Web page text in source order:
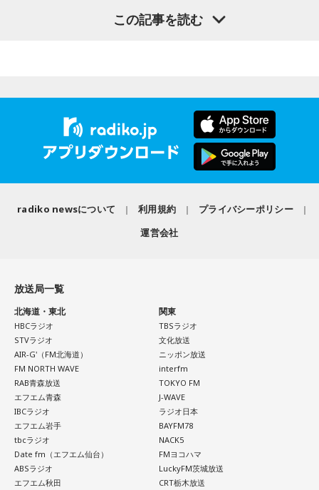
＜かつしかトリオ『SO-DAYONE !』全曲試聴会＞
◆タワーレコードで応募抽選キャンペーン＆インストアイベ
ニューアルバム『SO-DAYONE !』の発売を記念し、タワーレ
コードでは応募抽選キャンペーンと購入者特典企画を実施し
新宿店にて発売記念インストアイベントの開催も決定。櫻井
哲夫、神保 彰、向谷 実の3人がアルバムに込めた思いなどを
＜リリースイベント概要＞
イベント内容：かつしかトリオのメンバーによるトーク＆サ
イン握手会
開催日：2026年10月17日（土）
開催時間：14:00スタート（集合時間：13:45）
開催店舗：タワーレコード新宿店 9Fイベントスペース
※詳細は公式サイトをご確認ください
＜リリース情報＞
アルバム『SO-DAYONE !』
ティングが印象的なタイトル曲「SO-DAYONE !」、スリリン
された美しいメロディが、アルバムに上質な彩りを添えてい
シティポップを想起させるサウンドや、メロディアスなミデ
ィアムナンバー、テクニカルかつファンキーなプレイまで、
させます。楽曲ごとの表情を楽しむだけでなく、アルバムを
通して聴くことで生まれる深い没入感も、本作の大きな魅力
制作背景を語るセルフライナーノーツに加え、今回のレコー
ディングで使用した楽器の解説を写真とともに掲載。演奏に
込められた思いや、サウンドを形作った楽器の特徴を知りな
がらアルバムを聴くことで、楽曲の細部や各メンバーのプレ
イに新たな発見が生まれ、作品をより深く味わうことができ
るでしょう。
J-Fusionの魅力を現代に響かせるとともに、進化を続けるかつ
しかトリオの現在地と新たな可能性を示す1枚がここに完成し
ました。
◆メンバー3人による恒例の全曲試聴会を生配信
として、10月10日（土）、11日（日）、12日（月・祝）の3
みの257組を加えた総勢377組の出演日も発表しました。
また3DAYS PASS／1DAY PASSのオフィシャル三次先行も受付
中！いち早くチケットをゲットしてください！
が主催するライブハウス回遊型ショーケースイベントです。
1999年のスタート以来、大阪・ミナミエリアのライブハウス
今年も関西の学生アーティストを対象としたオーディション
「MINAMI WHEEL -New Age-」を実施。
8月18日（火）に心斎橋BIGCATにて実演最終審査を開催し、
この審査を勝ち抜いたアーティストが『Maxell presents
FM802 MINAMI WHEEL 2026』への出演権を獲得します。
また、MINAMI WHEEL 2026公式アプリもリリース！アーテ
ィストラインナップから観たいアーティストを登録してマイ
タイムテーブルを作れたり、エリアマップで各ライブハウス
へのアクセスをチェックができるなど他にも便利な機能がた
くさん！すでにお持ちの方はアップデートを、まだお持ちで
この記事を読む
radiko newsについて 利用規約
プライバシーポリシー
運営会社
放送局一覧
北海道・東北
HBCラジオ
STVラジオ
AIR-G'（FM北海道）
FM NORTH WAVE
RAB青森放送
エフエム青森
IBCラジオ
エフエム岩手
tbcラジオ
Date fm（エフエム仙台）
ABSラジオ
エフエム秋田
関東
TBSラジオ
文化放送
ニッポン放送
interfm
TOKYO FM
J-WAVE
ラジオ日本
BAYFM78
NACK5
FMヨコハマ
LuckyFM茨城放送
CRT栃木放送